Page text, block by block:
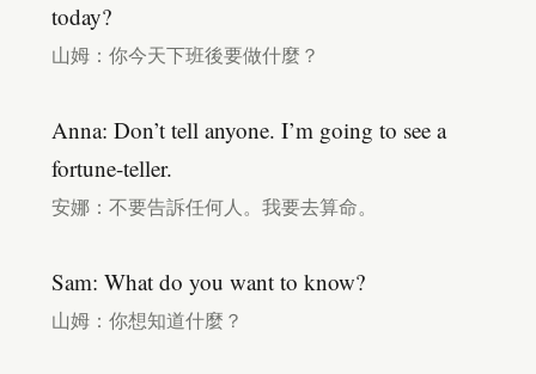
today?
山姆：你今天下班後要做什麼？
Anna: Don’t tell anyone. I’m going to see a
fortune-teller.
安娜：不要告訴任何人。我要去算命。
Sam: What do you want to know?
山姆：你想知道什麼？